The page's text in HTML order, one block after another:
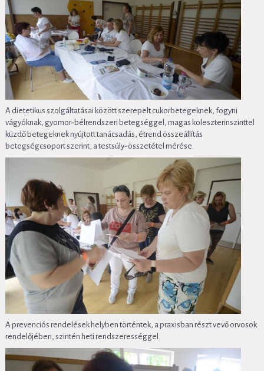
A dietetikus szolgáltatásai között szerepelt cukorbetegeknek, fogyni
vágyóknak, gyomor-bélrendszeri betegséggel, magas koleszterinszinttel
küzdő betegeknek nyújtott tanácsadás, étrend összeállítás
betegségcsoport szerint, a testsúly-összetétel mérése.
A prevenciós rendelések helyben történtek, a praxisban részt vevő orvosok
rendelőjében, szintén heti rendszerességgel.